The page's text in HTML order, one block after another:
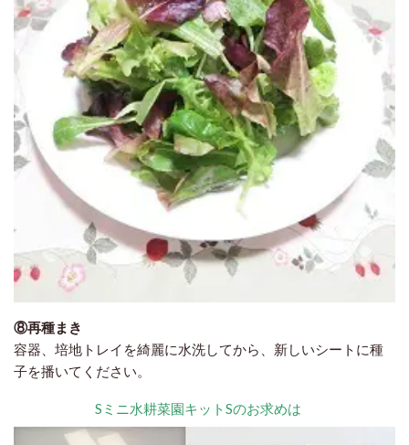
⑧再種まき
容器、培地トレイを綺麗に水洗してから、新しいシートに種
子を播いてください。
Sミニ水耕菜園キットSのお求めは